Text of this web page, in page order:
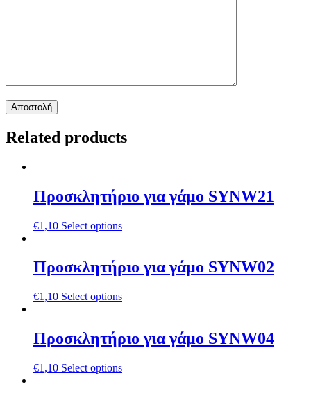
Related products
Προσκλητήριο για γάμο SYNW21
€1,10 Select options
Προσκλητήριο για γάμο SYNW02
€1,10 Select options
Προσκλητήριο για γάμο SYNW04
€1,10 Select options